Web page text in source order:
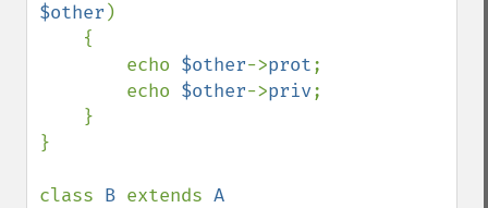
$other )
        echo
$other->prot;
        echo
$other->priv;
}
class B extends